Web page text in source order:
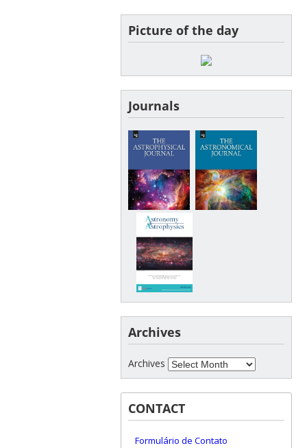
Picture of the day
Journals
Archives
Archives
CONTACT
Formulário de Contato